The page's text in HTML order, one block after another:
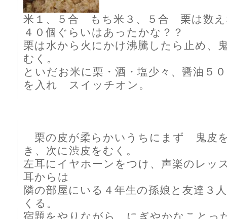
米１、５合 もち米３、５合 栗は数
４０個ぐらいはあったかな？？
栗は水から火にかけ沸騰したら止め
むく。
といだお米に栗・酒・塩少々、醤油５
を入れ スイッチオン。
栗の皮が柔らかいうちにまず 鬼皮
き、次に渋皮をむく。
左耳にイヤホーンをつけ、声楽のレッ
耳からは
隣の部屋にいる４年生の孫娘と友達３
くる。
宿題をやりながら、にぎやかなことっ